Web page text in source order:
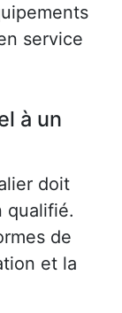
service
à un
doit
qualifié.
de
et la